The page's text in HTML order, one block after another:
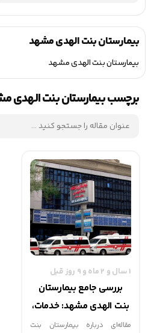
بیمارستان بنت الهدی مشهد
بیمارستان بنت الهدی مشهد
برچسب بیمارستان بنت الهدی
1 سال و 2 ماه و 9 روز قبل
بررسی جامع بیمارستان
بنت الهدی مشهد: خدمات،
امکانات و تجربیات
مقاله‌ای درباره بیمارستان بنت